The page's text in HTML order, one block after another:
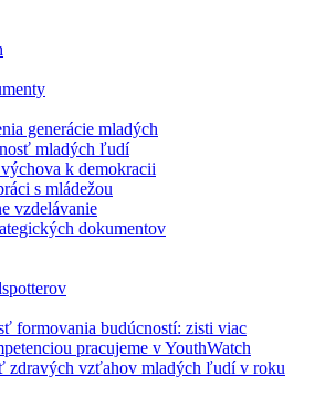
generácie mladých
mladých ľudí
k demokracii
s mládežou
vzdelávanie
dokumentov
formovania budúcností: zisti viac
pracujeme v YouthWatch
zdravých vzťahov mladých ľudí v roku